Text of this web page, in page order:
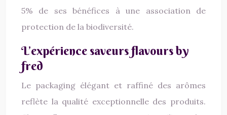
5% de ses bénéfices à une association de
protection de la biodiversité.
L’expérience saveurs flavours by
fred
Le packaging élégant et raffiné des arômes
reflète la qualité exceptionnelle des produits.